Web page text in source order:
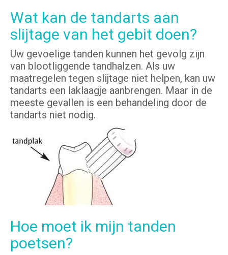
Wat kan de tandarts aan
slijtage van het gebit doen?
Uw gevoelige tanden kunnen het gevolg zijn
van blootliggende tandhalzen. Als uw
maatregelen tegen slijtage niet helpen, kan uw
tandarts een laklaagje aanbrengen. Maar in de
meeste gevallen is een behandeling door de
tandarts niet nodig.
Hoe moet ik mijn tanden
poetsen?